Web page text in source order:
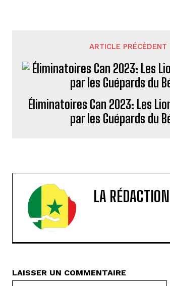
ARTICLE PRÉCÉDENT
Éliminatoires Can 2023: Les
par les Guépards du
LA RÉDACTION
LAISSER UN COMMENTAIRE